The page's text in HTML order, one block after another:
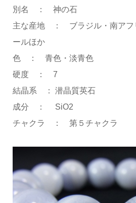
別名 ： 神の石
主な産地 ： ブラジル・南アフ
ールほか
色 ： 青色・淡青色
硬度 ： 7
結晶系 ： 潜晶質英石
成分 ： SiO2
チャクラ ： 第５チャクラ